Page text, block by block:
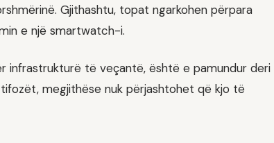
Gjithashtu, topat ngarkohen përpara
e një smartwatch-i.
infrastrukturë të veçantë, është e pamundur deri
megjithëse nuk përjashtohet që kjo të